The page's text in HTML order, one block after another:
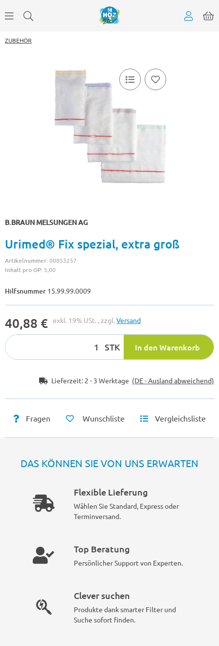
ZUBEHÖR
B.BRAUN MELSUNGEN AG
Urimed® Fix spezial, extra groß
Artikelnummer:00853257
Inhalt pro OP: 5,00
Hilfsnummer 15.99.99.0009
40,88 € exkl. 19% USt. , zzgl.Versand
STK In den Warenkorb
Lieferzeit: 2 - 3 Werktage (DE - Ausland abweichend)
Fragen Wunschliste Vergleichsliste
DAS KÖNNEN SIE VON UNS ERWARTEN
Flexible Lieferung
Wählen Sie Standard, Express oder
Terminversand.
Top Beratung
Persönlicher Support von Experten.
Clever suchen
Produkte dank smarter Filter und
Suche sofort finden.